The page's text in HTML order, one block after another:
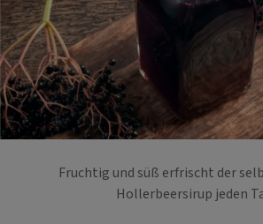
Fruchtig und süß erfrischt der
Hollerbeersirup jeden